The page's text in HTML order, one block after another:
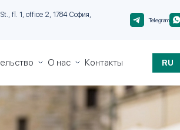
fl. 1, office 2, 1784 София,
Telegram
за
О нас
Migranteu
Контакты RU